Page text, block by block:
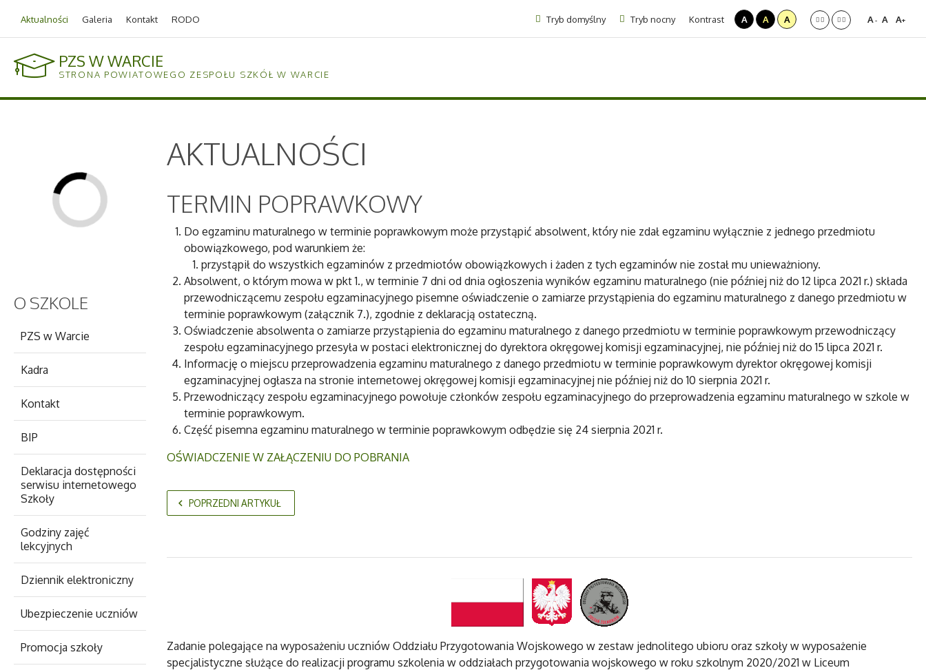
Aktualności Galeria Kontakt RODO Tryb domyślny Tryb nocny Kontrast A A A A- A A+
PZS W WARCIE
STRONA POWIATOWEGO ZESPOŁU SZKÓŁ W WARCIE
AKTUALNOŚCI
TERMIN POPRAWKOWY
Do egzaminu maturalnego w terminie poprawkowym może przystąpić absolwent, który nie zdał egzaminu wyłącznie z jednego przedmiotu
obowiązkowego, pod warunkiem że:
przystąpił do wszystkich egzaminów z przedmiotów obowiązkowych i żaden z tych egzaminów nie został mu unieważniony.
Absolwent, o którym mowa w pkt 1., w terminie 7 dni od dnia ogłoszenia wyników egzaminu maturalnego (nie później niż do 12 lipca 2021 r.) składa
przewodniczącemu zespołu egzaminacyjnego pisemne oświadczenie o zamiarze przystąpienia do egzaminu maturalnego z danego przedmiotu w
terminie poprawkowym (załącznik 7.), zgodnie z deklaracją ostateczną.
Oświadczenie absolwenta o zamiarze przystąpienia do egzaminu maturalnego z danego przedmiotu w terminie poprawkowym przewodniczący
zespołu egzaminacyjnego przesyła w postaci elektronicznej do dyrektora okręgowej komisji egzaminacyjnej, nie później niż do 15 lipca 2021 r.
Informację o miejscu przeprowadzenia egzaminu maturalnego z danego przedmiotu w terminie poprawkowym dyrektor okręgowej komisji
egzaminacyjnej ogłasza na stronie internetowej okręgowej komisji egzaminacyjnej nie później niż do 10 sierpnia 2021 r.
Przewodniczący zespołu egzaminacyjnego powołuje członków zespołu egzaminacyjnego do przeprowadzenia egzaminu maturalnego w szkole w
terminie poprawkowym.
Część pisemna egzaminu maturalnego w terminie poprawkowym odbędzie się 24 sierpnia 2021 r.
OŚWIADCZENIE W ZAŁĄCZENIU DO POBRANIA
POPRZEDNI ARTYKUŁ
Zadanie polegające na wyposażeniu uczniów Oddziału Przygotowania Wojskowego w zestaw jednolitego ubioru oraz szkoły w wyposażenie
specjalistyczne służące do realizacji programu szkolenia w oddziałach przygotowania wojskowego w roku szkolnym 2020/2021 w Liceum
O SZKOLE
PZS w Warcie
Kadra
Kontakt
BIP
Deklaracja dostępności
serwisu internetowego
Szkoły
Godziny zajęć
lekcyjnych
Dziennik elektroniczny
Ubezpieczenie uczniów
Promocja szkoły